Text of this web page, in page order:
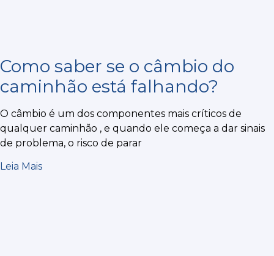
Como saber se o câmbio do
caminhão está falhando?
O câmbio é um dos componentes mais críticos de
qualquer caminhão , e quando ele começa a dar sinais
de problema, o risco de parar
Leia Mais